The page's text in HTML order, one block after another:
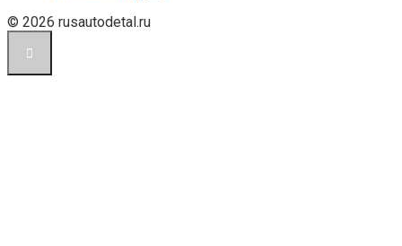
© 2026 rusautodetal.ru